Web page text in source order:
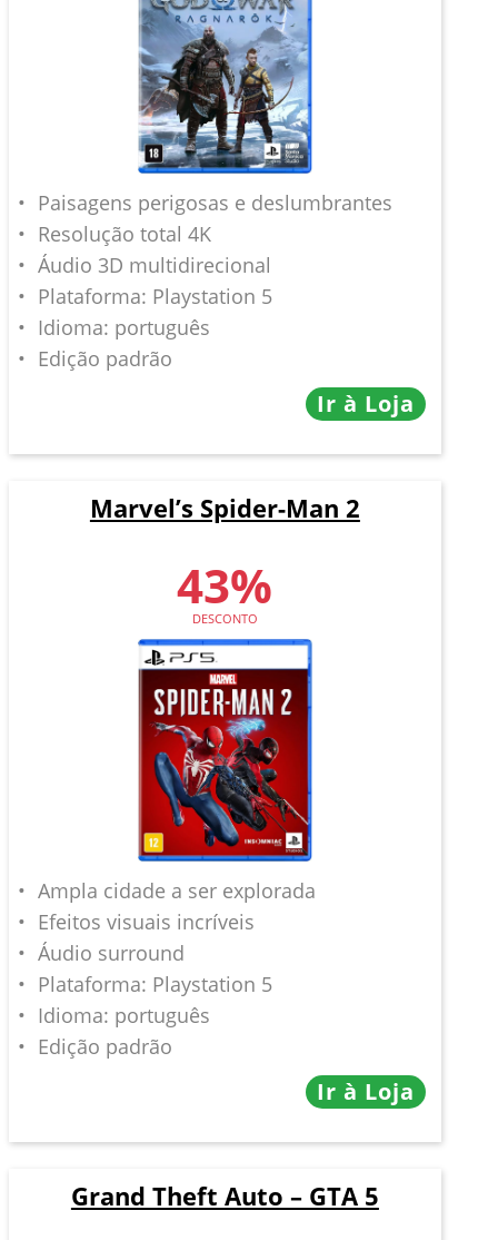
Paisagens perigosas e deslumbrantes
Resolução total 4K
Áudio 3D multidirecional
Plataforma: Playstation 5
Idioma: português
Edição padrão
Ir à Loja
Marvel’s Spider-Man 2
43%
DESCONTO
Ampla cidade a ser explorada
Efeitos visuais incríveis
Áudio surround
Plataforma: Playstation 5
Idioma: português
Edição padrão
Ir à Loja
Grand Theft Auto – GTA 5